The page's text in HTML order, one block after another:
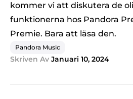
kommer vi att diskutera de
funktionerna hos Pandora
Premie. Bara att läsa den.
Pandora Music
Skriven Av Januari 10, 2024